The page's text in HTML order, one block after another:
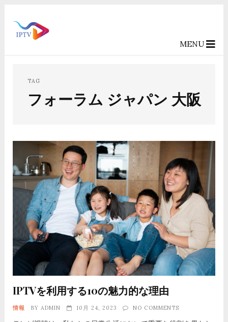
MENU
TAG
フォーラム ジャパン 大阪
IPTVを利用する10の魅力的な理由
情報 BY ADMIN 10月 24, 2023 NO COMMENTS